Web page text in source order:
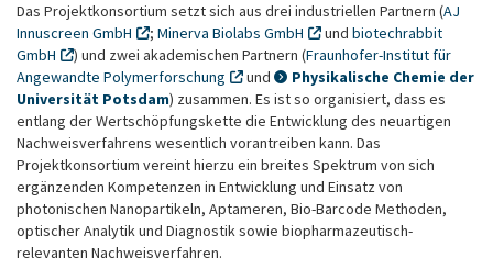
Das Projektkonsortium setzt sich aus drei industriellen Partnern (AJ
Innuscreen GmbH
; Minerva Biolabs GmbH und biotechrabbit
GmbH
) und zwei akademischen Partnern (Fraunhofer-Institut für
Angewandte Polymerforschung
und
Physikalische Chemie der
Universität Potsdam) zusammen. Es ist so organisiert, dass es
entlang der Wertschöpfungskette die Entwicklung des neuartigen
Nachweisverfahrens wesentlich vorantreiben kann. Das
Projektkonsortium vereint hierzu ein breites Spektrum von sich
ergänzenden Kompetenzen in Entwicklung und Einsatz von
photonischen Nanopartikeln, Aptameren, Bio-Barcode Methoden,
optischer Analytik und Diagnostik sowie biopharmazeutisch-
relevanten Nachweisverfahren.